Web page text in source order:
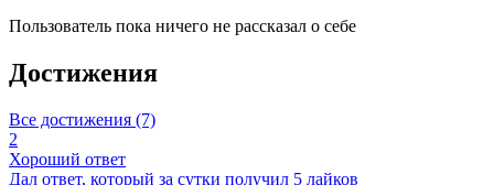
Пользователь пока ничего не рассказал о себе
Достижения
Все достижения (7)
2
Хороший ответ
Дал ответ, который за сутки получил 5 лайков